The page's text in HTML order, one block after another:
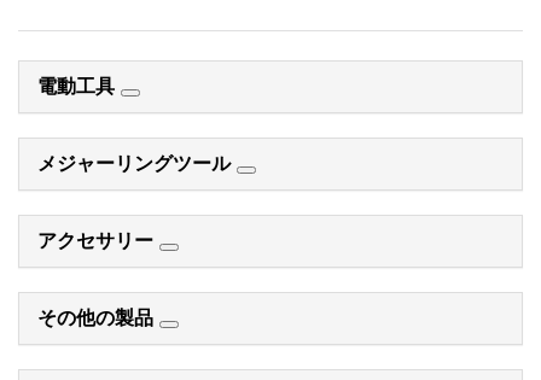
電動工具
メジャーリングツール
アクセサリー
その他の製品